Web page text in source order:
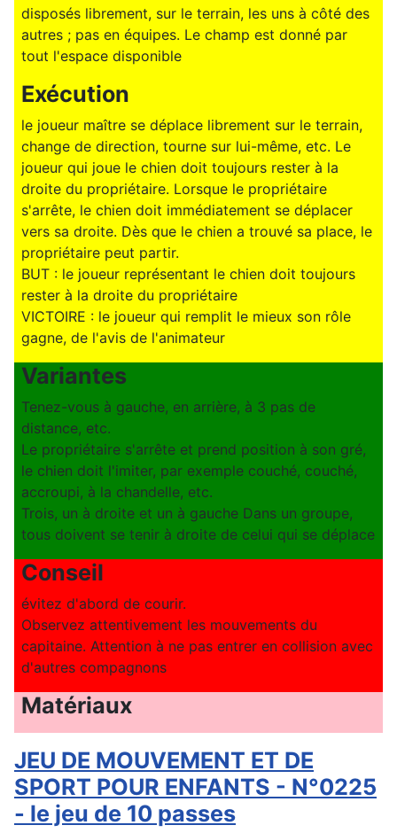
disposés librement, sur le terrain, les uns à côté des
autres ; pas en équipes. Le champ est donné par
tout l'espace disponible
Exécution
le joueur maître se déplace librement sur le terrain,
change de direction, tourne sur lui-même, etc. Le
joueur qui joue le chien doit toujours rester à la
droite du propriétaire. Lorsque le propriétaire
s'arrête, le chien doit immédiatement se déplacer
vers sa droite. Dès que le chien a trouvé sa place, le
propriétaire peut partir.
BUT : le joueur représentant le chien doit toujours
rester à la droite du propriétaire
VICTOIRE : le joueur qui remplit le mieux son rôle
gagne, de l'avis de l'animateur
Variantes
Tenez-vous à gauche, en arrière, à 3 pas de
distance, etc.
Le propriétaire s'arrête et prend position à son gré,
le chien doit l'imiter, par exemple couché, couché,
accroupi, à la chandelle, etc.
Trois, un à droite et un à gauche Dans un groupe,
tous doivent se tenir à droite de celui qui se déplace
Conseil
évitez d'abord de courir.
Observez attentivement les mouvements du
capitaine. Attention à ne pas entrer en collision avec
d'autres compagnons
Matériaux
JEU DE MOUVEMENT ET DE
SPORT POUR ENFANTS - N°0225
- le jeu de 10 passes